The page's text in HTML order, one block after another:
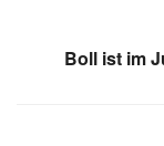
Boll ist im